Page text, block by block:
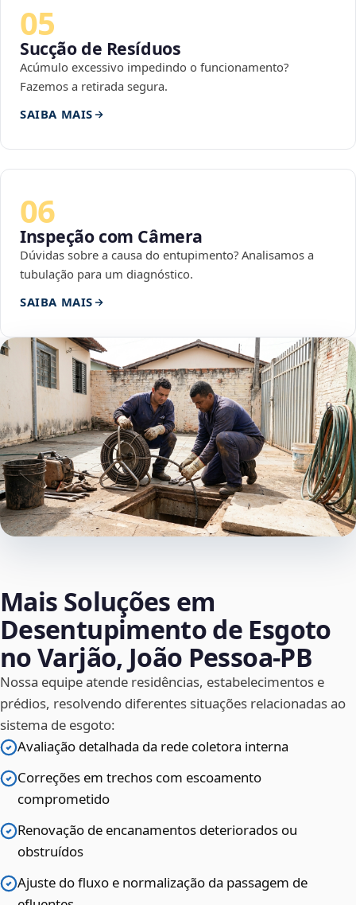
05
Sucção de Resíduos
Acúmulo excessivo impedindo o funcionamento?
Fazemos a retirada segura.
SAIBA MAIS
06
Inspeção com Câmera
Dúvidas sobre a causa do entupimento? Analisamos a
tubulação para um diagnóstico.
SAIBA MAIS
Mais Soluções em
Desentupimento de Esgoto
no Varjão, João Pessoa‑PB
Nossa equipe atende residências, estabelecimentos e
prédios, resolvendo diferentes situações relacionadas ao
sistema de esgoto:
Avaliação detalhada da rede coletora interna
Correções em trechos com escoamento
comprometido
Renovação de encanamentos deteriorados ou
obstruídos
Ajuste do fluxo e normalização da passagem de